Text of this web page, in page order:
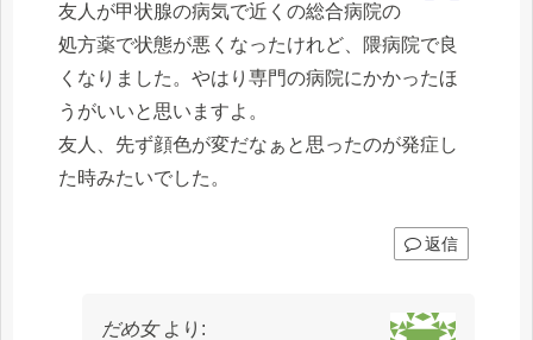
友人が甲状腺の病気で近くの総合病院の
処方薬で状態が悪くなったけれど、隈病院で良
くなりました。やはり専門の病院にかかったほ
うがいいと思いますよ。
友人、先ず顔色が変だなぁと思ったのが発症し
た時みたいでした。
返信
だめ女 より: